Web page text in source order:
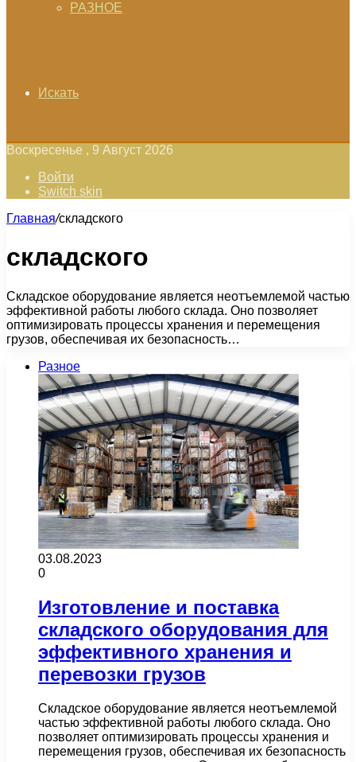
РАЗНОЕ
Искать
Воскресенье , 9 Август 2026
Войти
Switch skin
Главная/складского
складского
Складское оборудование является неотъемлемой частью
эффективной работы любого склада. Оно позволяет
оптимизировать процессы хранения и перемещения
грузов, обеспечивая их безопасность…
Разное
03.08.2023
0
Изготовление и поставка
складского оборудования для
эффективного хранения и
перевозки грузов
Складское оборудование является неотъемлемой
частью эффективной работы любого склада. Оно
позволяет оптимизировать процессы хранения и
перемещения грузов, обеспечивая их безопасность